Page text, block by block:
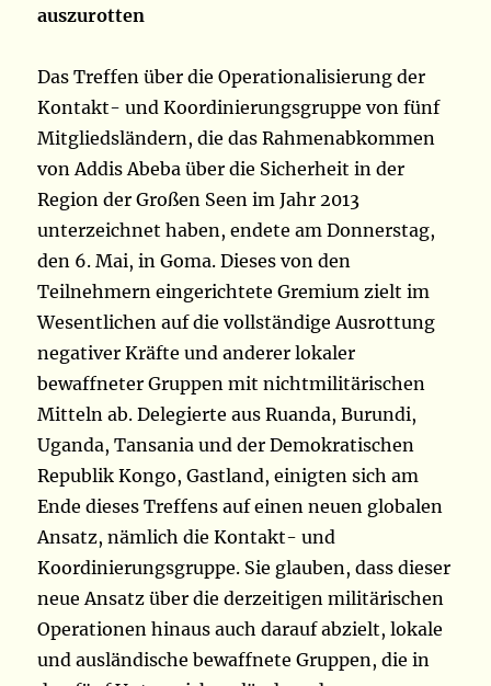
auszurotten
Das Treffen über die Operationalisierung der
Kontakt- und Koordinierungsgruppe von fünf
Mitgliedsländern, die das Rahmenabkommen
von Addis Abeba über die Sicherheit in der
Region der Großen Seen im Jahr 2013
unterzeichnet haben, endete am Donnerstag,
den 6. Mai, in Goma. Dieses von den
Teilnehmern eingerichtete Gremium zielt im
Wesentlichen auf die vollständige Ausrottung
negativer Kräfte und anderer lokaler
bewaffneter Gruppen mit nichtmilitärischen
Mitteln ab. Delegierte aus Ruanda, Burundi,
Uganda, Tansania und der Demokratischen
Republik Kongo, Gastland, einigten sich am
Ende dieses Treffens auf einen neuen globalen
Ansatz, nämlich die Kontakt- und
Koordinierungsgruppe. Sie glauben, dass dieser
neue Ansatz über die derzeitigen militärischen
Operationen hinaus auch darauf abzielt, lokale
und ausländische bewaffnete Gruppen, die in